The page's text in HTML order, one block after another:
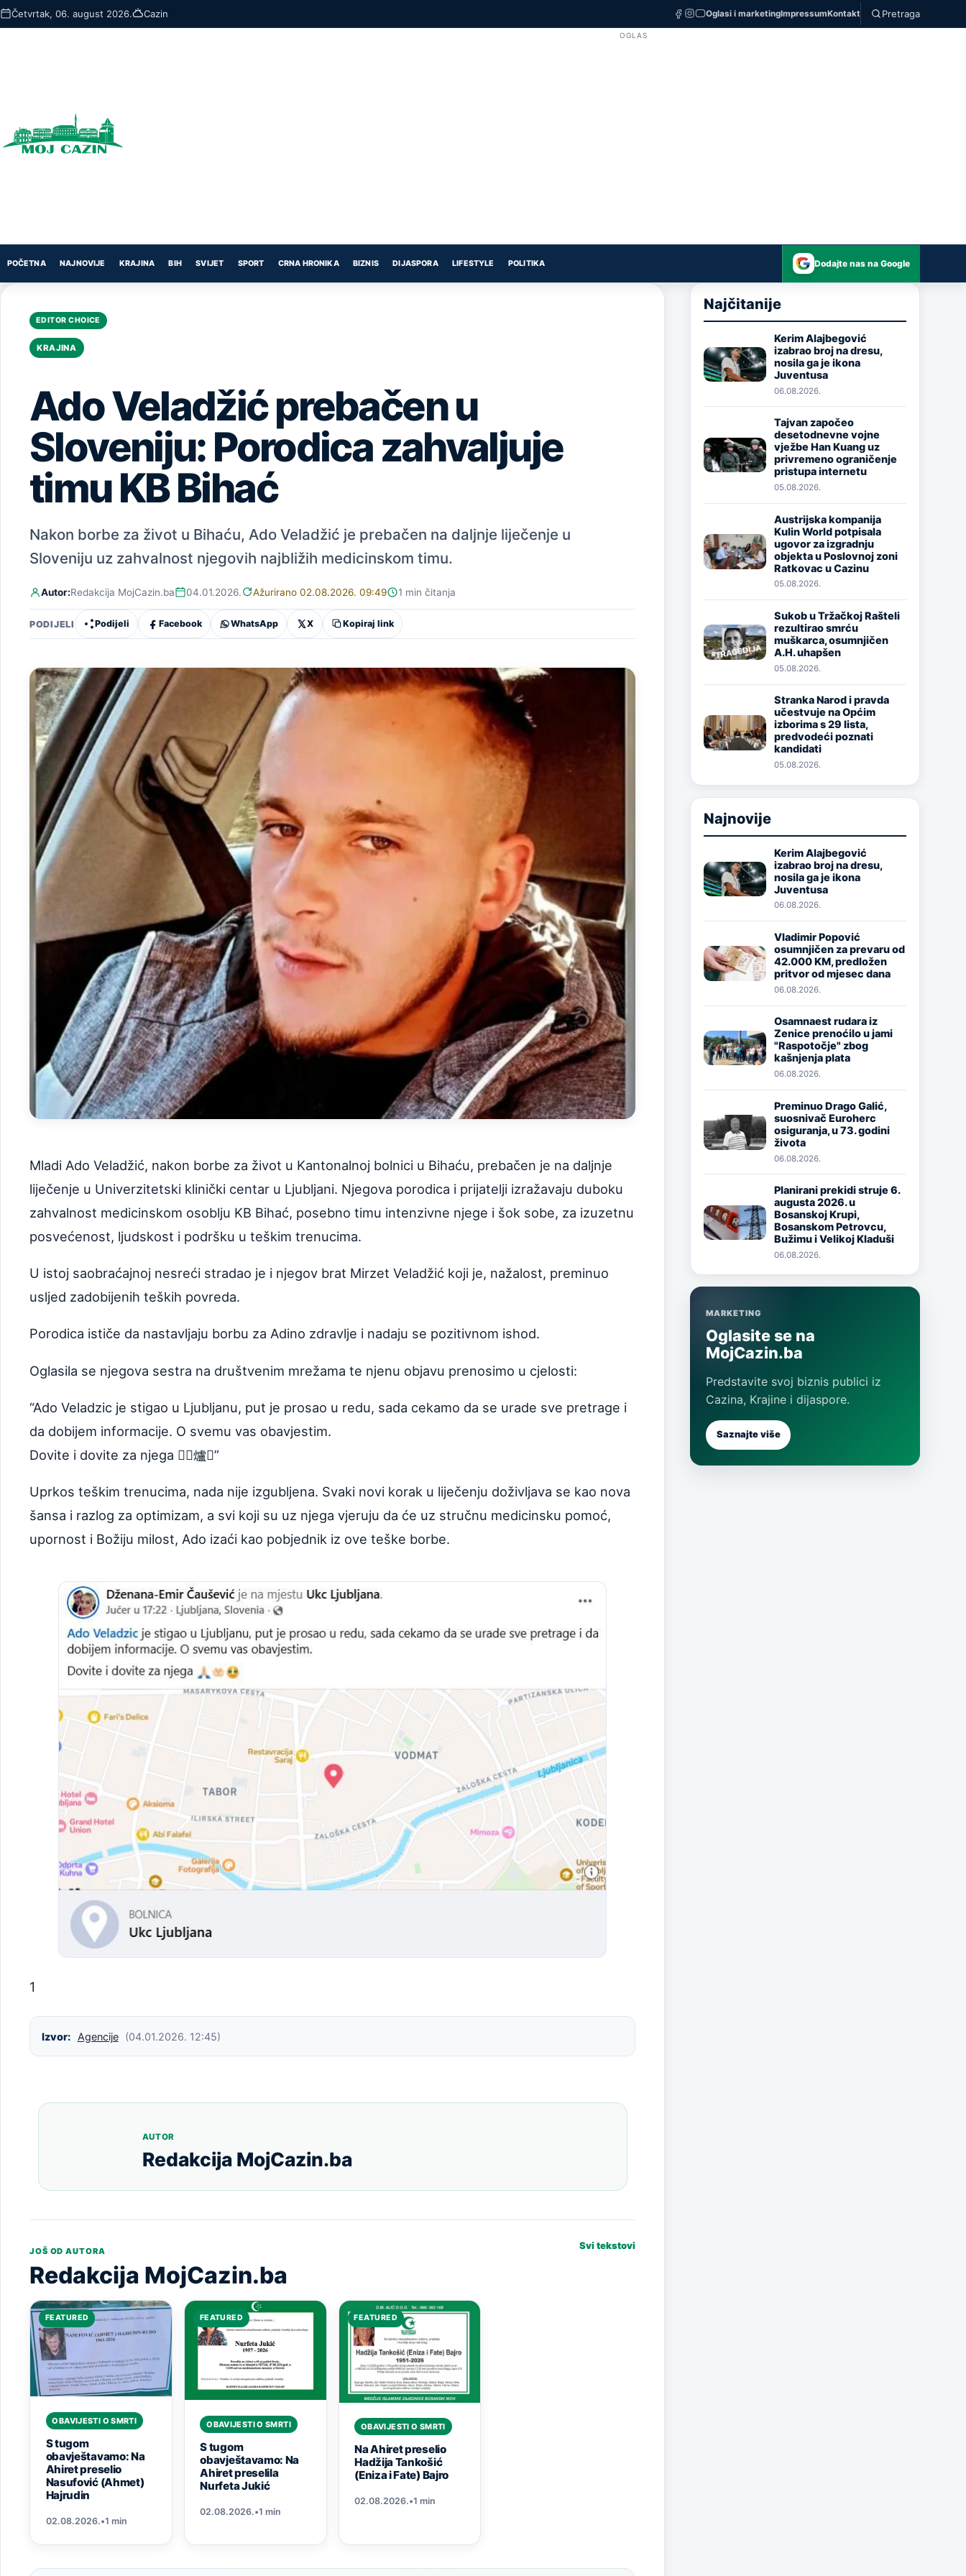
Skip
to
Četvrtak, 06. august 2026. Cazin Oglasi i marketingImpressumKontakt Pretraga
OGLAS
POČETNA NAJNOVIJE KRAJINA BIH SVIJET SPORT CRNA HRONIKA BIZNIS DIJASPORA LIFESTYLE POLITIKA Dodajte nas na Google
EDITOR CHOICE
KRAJINA
Ado Veladžić prebačen u
Sloveniju: Porodica zahvaljuje
timu KB Bihać
Nakon borbe za život u Bihaću, Ado Veladžić je prebačen na daljnje liječenje u
Sloveniju uz zahvalnost njegovih najbližih medicinskom timu.
Autor:Redakcija MojCazin.ba 04.01.2026. Ažurirano 02.08.2026. 09:49 1 min čitanja
PODIJELI Podijeli Facebook WhatsApp X Kopiraj link
Mladi Ado Veladžić, nakon borbe za život u Kantonalnoj bolnici u Bihaću, prebačen je na daljnje
liječenje u Univerzitetski klinički centar u Ljubljani. Njegova porodica i prijatelji izražavaju duboku
zahvalnost medicinskom osoblju KB Bihać, posebno timu intenzivne njege i šok sobe, za izuzetnu
posvećenost, ljudskost i podršku u teškim trenucima.
U istoj saobraćajnoj nesreći stradao je i njegov brat Mirzet Veladžić koji je, nažalost, preminuo
usljed zadobijenih teških povreda.
Porodica ističe da nastavljaju borbu za Adino zdravlje i nadaju se pozitivnom ishod.
Oglasila se njegova sestra na društvenim mrežama te njenu objavu prenosimo u cjelosti:
“Ado Veladzic je stigao u Ljubljanu, put je prosao u redu, sada cekamo da se urade sve pretrage i
da dobijem informacije. O svemu vas obavjestim.
Dovite i dovite za njega 爐”
Uprkos teškim trenucima, nada nije izgubljena. Svaki novi korak u liječenju doživljava se kao nova
šansa i razlog za optimizam, a svi koji su uz njega vjeruju da će uz stručnu medicinsku pomoć,
upornost i Božiju milost, Ado izaći kao pobjednik iz ove teške borbe.
1
Izvor: Agencije (04.01.2026. 12:45)
AUTOR
Redakcija MojCazin.ba
JOŠ OD AUTORA
Redakcija MojCazin.ba
Svi tekstovi
FEATURED
OBAVIJESTI O SMRTI
S tugom
obavještavamo: Na
Ahiret preselio
Nasufović (Ahmet)
Hajrudin
02.08.2026.•1 min
FEATURED
OBAVIJESTI O SMRTI
S tugom
obavještavamo: Na
Ahiret preselila
Nurfeta Jukić
02.08.2026.•1 min
FEATURED
OBAVIJESTI O SMRTI
Na Ahiret preselio
Hadžija Tankošić
(Eniza i Fate) Bajro
02.08.2026.•1 min
Najčitanije
Image
Kerim Alajbegović
izabrao broj na dresu,
nosila ga je ikona
Juventusa
06.08.2026.
Image
Tajvan započeo
desetodnevne vojne
vježbe Han Kuang uz
privremeno ograničenje
pristupa internetu
05.08.2026.
Image
Austrijska kompanija
Kulin World potpisala
ugovor za izgradnju
objekta u Poslovnoj zoni
Ratkovac u Cazinu
05.08.2026.
Image
Sukob u Tržačkoj Rašteli
rezultirao smrću
muškarca, osumnjičen
A.H. uhapšen
05.08.2026.
Image
Stranka Narod i pravda
učestvuje na Općim
izborima s 29 lista,
predvodeći poznati
kandidati
05.08.2026.
Najnovije
Image
Kerim Alajbegović
izabrao broj na dresu,
nosila ga je ikona
Juventusa
06.08.2026.
Image
Vladimir Popović
osumnjičen za prevaru od
42.000 KM, predložen
pritvor od mjesec dana
06.08.2026.
Image
Osamnaest rudara iz
Zenice prenoćilo u jami
"Raspotočje" zbog
kašnjenja plata
06.08.2026.
Image
Preminuo Drago Galić,
suosnivač Euroherc
osiguranja, u 73. godini
života
06.08.2026.
Image
Planirani prekidi struje 6.
augusta 2026. u
Bosanskoj Krupi,
Bosanskom Petrovcu,
Bužimu i Velikoj Kladuši
06.08.2026.
MARKETING
Oglasite se na
MojCazin.ba
Predstavite svoj biznis publici iz
Cazina, Krajine i dijaspore.
Saznajte više